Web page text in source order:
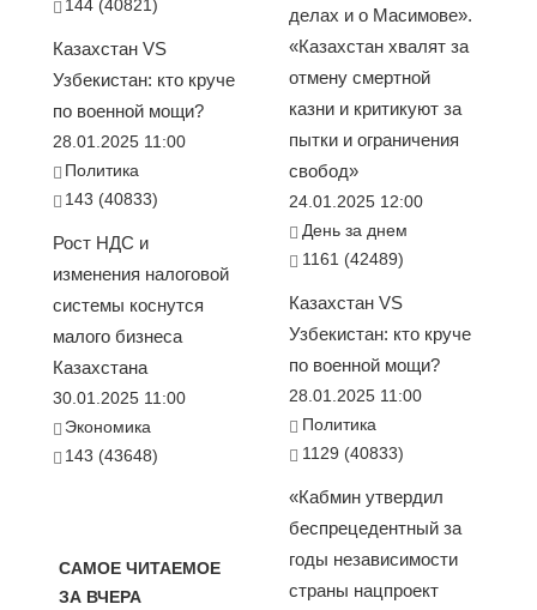
144 (40821)
Казахстан VS
Узбекистан: кто круче
по военной мощи?
28.01.2025 11:00
Политика
143 (40833)
Рост НДС и
изменения налоговой
системы коснутся
малого бизнеса
Казахстана
30.01.2025 11:00
Экономика
143 (43648)
САМОЕ ЧИТАЕМОЕ
ЗА ВЧЕРА
делах и о Масимове».
«Казахстан хвалят за
отмену смертной
казни и критикуют за
пытки и ограничения
свобод»
24.01.2025 12:00
День за днем
1161 (42489)
Казахстан VS
Узбекистан: кто круче
по военной мощи?
28.01.2025 11:00
Политика
1129 (40833)
«Кабмин утвердил
беспрецедентный за
годы независимости
страны нацпроект